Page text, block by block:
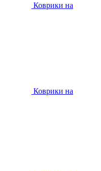
Коврики на
Коврики на